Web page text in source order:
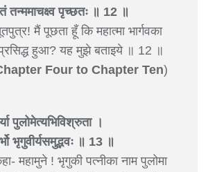
तन्ममाचक्ष्व पृच्छतः ॥ 12 ॥
मैं पूछता हूँ कि महात्मा भार्गवका
हुआ? यह मुझे बताइये ॥ 12 ॥
Four to Chapter Ten)
पुलोमेत्यभिविश्रुता ।
भृगुवीर्यसमुद्भवः ॥ 13 ॥
महामुने ! भृगुकी पत्नीका नाम पुलोमा